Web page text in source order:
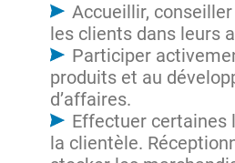
Accueillir,
les clients dans leurs
Participer
produits et au
d’affaires.
Effectuer certaines
la clientèle.